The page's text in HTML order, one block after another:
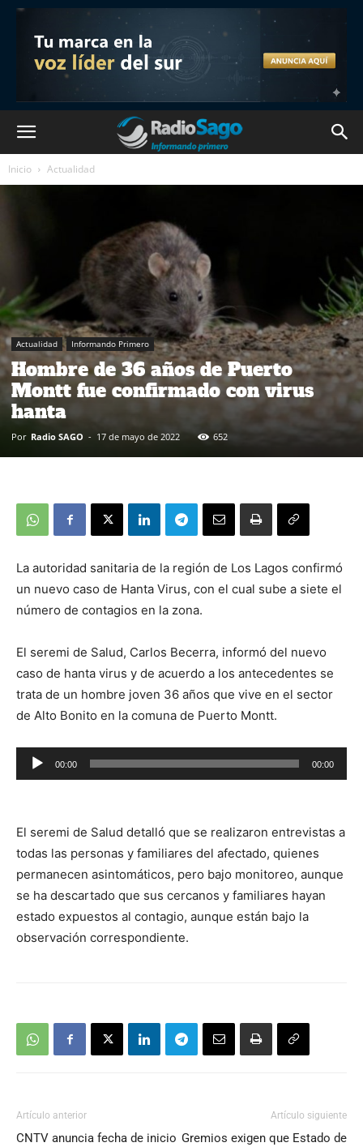
Inicio Actualidad
Actualidad Informando Primero
Hombre de 36 años de Puerto
Montt fue confirmado con virus
hanta
Por Radio SAGO - 17 de mayo de 2022 652
La autoridad sanitaria de la región de Los Lagos confirmó
un nuevo caso de Hanta Virus, con el cual sube a siete el
número de contagios en la zona.
El seremi de Salud, Carlos Becerra, informó del nuevo
caso de hanta virus y de acuerdo a los antecedentes se
trata de un hombre joven 36 años que vive en el sector
de Alto Bonito en la comuna de Puerto Montt.
Reproductor
de
00:00 00:00
El seremi de Salud detalló que se realizaron entrevistas a
todas las personas y familiares del afectado, quienes
permanecen asintomáticos, pero bajo monitoreo, aunque
se ha descartado que sus cercanos y familiares hayan
estado expuestos al contagio, aunque están bajo la
observación correspondiente.
Artículo anterior
CNTV anuncia fecha de inicio
Artículo siguiente
Gremios exigen que Estado de